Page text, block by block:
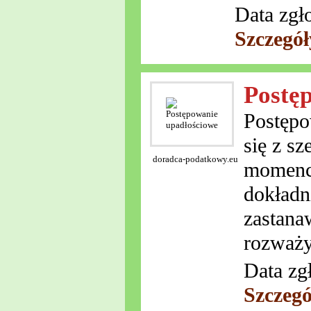
Data
doradca-podatkowy.eu
się z
Data